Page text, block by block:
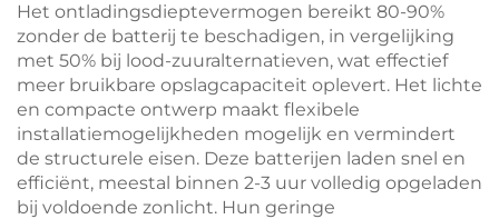
Het ontladingsdieptevermogen bereikt 80-90%
zonder de batterij te beschadigen, in vergelijking
met 50% bij lood-zuuralternatieven, wat effectief
meer bruikbare opslagcapaciteit oplevert. Het lichte
en compacte ontwerp maakt flexibele
installatiemogelijkheden mogelijk en vermindert
de structurele eisen. Deze batterijen laden snel en
efficiënt, meestal binnen 2-3 uur volledig opgeladen
bij voldoende zonlicht. Hun geringe